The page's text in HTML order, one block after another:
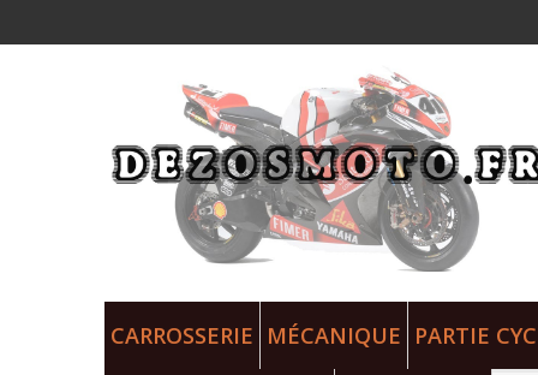
CARROSSERIE MÉCANIQUE PARTIE